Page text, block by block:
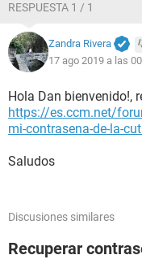
RESPUESTA 1 / 1
Zandra Rivera
17 ago 2019 a las
Hola Dan bienvenido!,
https://es.ccm.net/
mi-contrasena-de-la-
Saludos
Discusiones similares
Recuperar